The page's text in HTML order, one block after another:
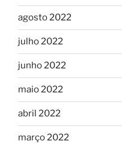
agosto 2022
julho 2022
junho 2022
maio 2022
abril 2022
março 2022